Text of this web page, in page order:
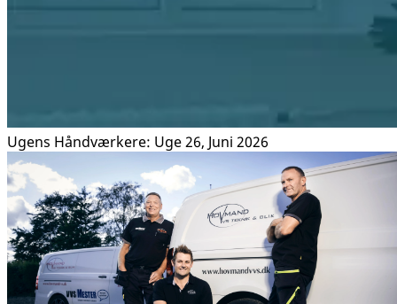
Ugens Håndværkere: Uge 26, Juni 2026